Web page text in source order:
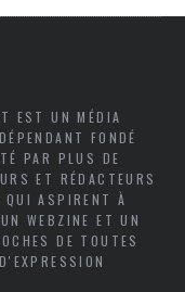
EST UN MÉDIA
FONDÉ
PAR PLUS DE
ET RÉDACTEURS
QUI ASPIRENT À
WEBZINE ET UN
DE TOUTES